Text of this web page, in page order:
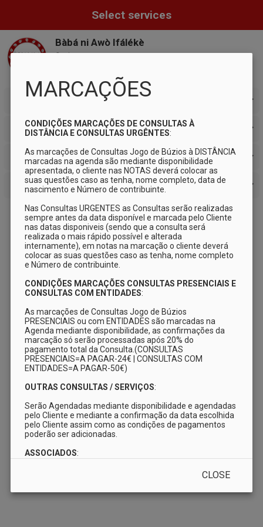
MARCAÇÕES
CONDIÇÕES MARCAÇÕES DE CONSULTAS À
DISTÂNCIA E CONSULTAS URGÊNTES:
As marcações de Consultas Jogo de Búzios à DISTÂNCIA
marcadas na agenda são mediante disponibilidade
apresentada, o cliente nas NOTAS deverá colocar as
suas questões caso as tenha, nome completo, data de
nascimento e Número de contribuinte.
Nas Consultas URGENTES as Consultas serão realizadas
sempre antes da data disponível e marcada pelo Cliente
nas datas disponiveis (sendo que a consulta será
realizada o mais rápido possível e alterada
internamente), em notas na marcação o cliente deverá
colocar as suas questões caso as tenha, nome completo
e Número de contribuinte.
CONDIÇÕES MARCAÇÕES CONSULTAS PRESENCIAIS E
CONSULTAS COM ENTIDADES:
As marcações de Consultas Jogo de Búzios
PRESENCIAIS ou com ENTIDADES são marcadas na
Agenda mediante disponibilidade, as confirmações da
marcação só serão processadas após 20% do
pagamento total da Consulta.(CONSULTAS
PRESENCIAIS=A PAGAR-24€ | CONSULTAS COM
ENTIDADES=A PAGAR-50€)
OUTRAS CONSULTAS / SERVIÇOS:
Serão Agendadas mediante disponibilidade e agendadas
pelo Cliente e mediante a confirmação da data escolhida
pelo Cliente assim como as condições de pagamentos
poderão ser adicionadas.
ASSOCIADOS:
Caso seja Associado do TUTO ou dos Terreiros de
Portugal deverá de inserir o seu nº de Associado em
notas.
CLOSE
Select services
Bàbá ni Awò Ifálékè
Cacia
APPOINTMENTS
MEDICINA TRADICIONAL AFRICANA
FORMAÇÕES
OFERTAS / VOUCHERS / CARTÃO PRESENTE / OUTROS
powered by